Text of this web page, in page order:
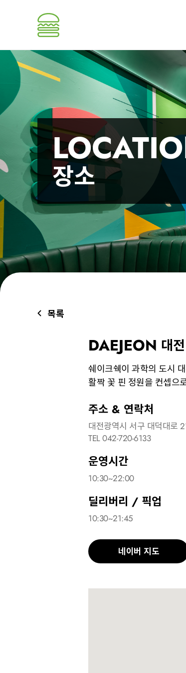
장소
목록
DAEJEON 대전
쉐이크쉑이 과학의 도시
활짝 꽃 핀 정원을 컨셉으
주소 & 연락처
대전광역시 서구 대덕대로
TEL 042-720-6133
운영시간
10:30~22:00
딜리버리 / 픽업
10:30~21:45
네이버 지도